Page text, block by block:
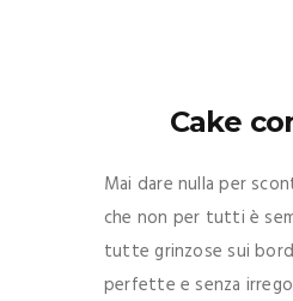
Cake
Mai dare nulla per
che non per tutti è
tutte grinzose sui
perfette e senza